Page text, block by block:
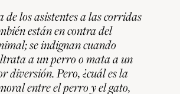
los asistentes a las corridas
están en contra del
se indignan cuando
a un perro o mata a un
diversión. Pero, ¿cuál es la
entre el perro y el gato,